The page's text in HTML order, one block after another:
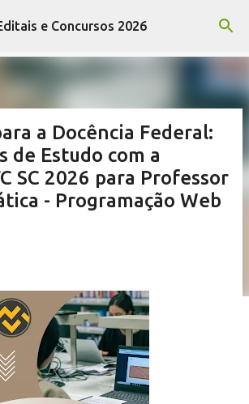
para o conteúdo principal
e Concursos 2026
a Docência Federal:
de Estudo com a
SC 2026 para Professor
- Programação Web